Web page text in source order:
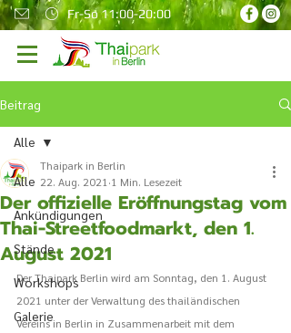
Fr-So 11:00-20:00
Beitrag
Alle
Ankündigungen
Stände
Workshops
Galerie
Alle
Der offizielle Eröffnungstag vom
Thai-Streetfoodmarkt, den 1.
August 2021
Thaipark in Berlin
22. Aug. 2021 1 Min. Lesezeit
Der Thaipark Berlin wird am Sonntag, den 1. August
2021 unter der Verwaltung des thailändischen
Vereins in Berlin in Zusammenarbeit mit dem